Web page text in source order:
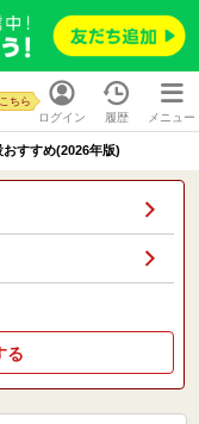
ログイン
ちら
履歴 メニュー
すすめ(2026年版)
る